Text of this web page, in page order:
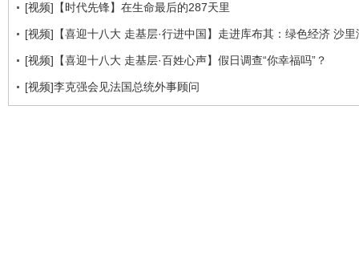
[视频]【时代先锋】在生命最后的287天里
[视频]【喜迎十八大 走基层·行进中国】走进库布其：绿色经济 沙里
[视频]【喜迎十八大 走基层·百姓心声】假日调查“你幸福吗”？
[视频]李克强会见法国总统外事顾问